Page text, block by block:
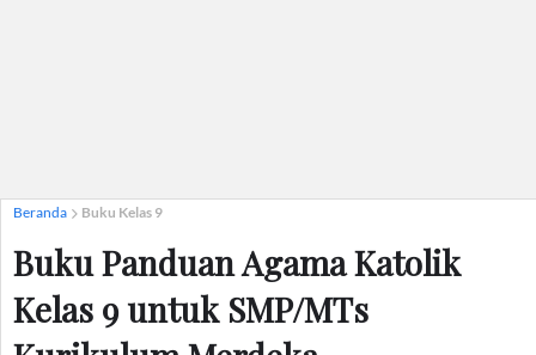
Beranda Buku Kelas 9
Buku Panduan Agama Katolik
Kelas 9 untuk SMP/MTs